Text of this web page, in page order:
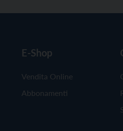
E-Shop
Vendita Online
Abbonamenti